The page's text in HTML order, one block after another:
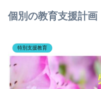
個別の教育支援計画
特別支援教育